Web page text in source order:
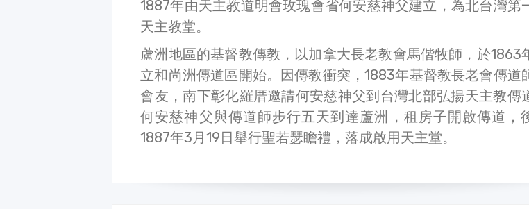
1887年由天主教道明會玫瑰會省何安慈神父建立，為北台灣第
天主教堂。
蘆洲地區的基督教傳教，以加拿大長老教會馬偕牧師，於1863
立和尚洲傳道區開始。因傳教衝突，1883年基督教長老會傳道
會友，南下彰化羅厝邀請何安慈神父到台灣北部弘揚天主教傳
何安慈神父與傳道師步行五天到達蘆洲，租房子開啟傳道，
1887年3月19日舉行聖若瑟瞻禮，落成啟用天主堂。